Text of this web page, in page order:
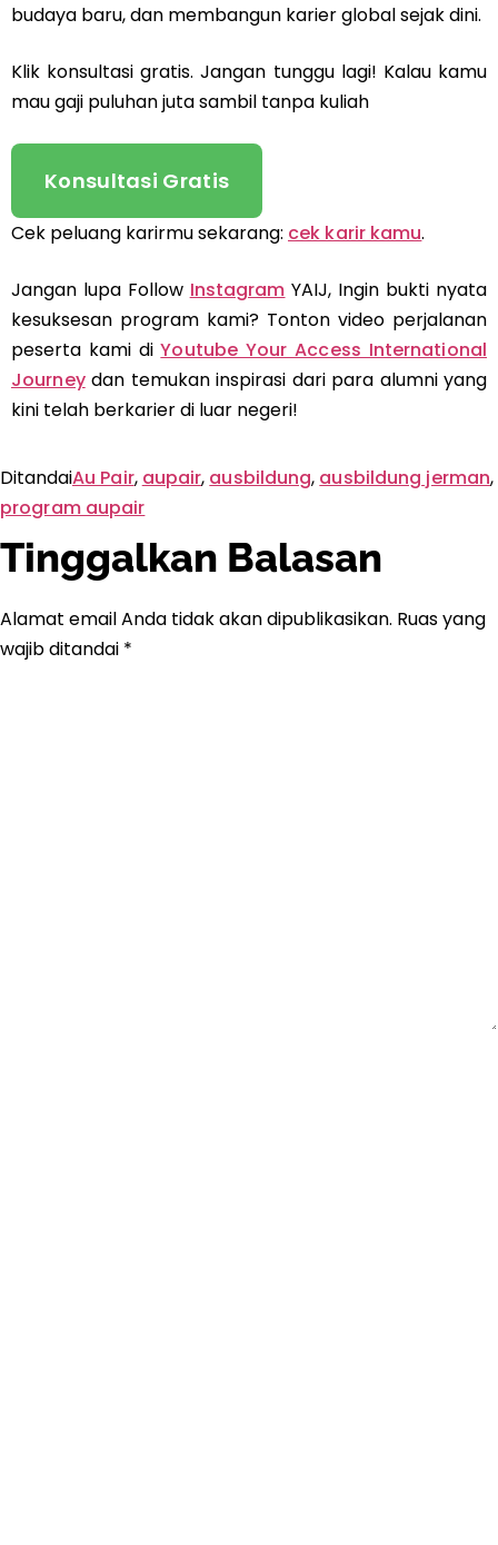
budaya baru, dan membangun karier global sejak dini.
Klik konsultasi gratis. Jangan tunggu lagi! Kalau kamu
mau gaji puluhan juta sambil tanpa kuliah
Konsultasi Gratis
Cek peluang karirmu sekarang: cek karir kamu.
Jangan lupa Follow Instagram YAIJ, Ingin bukti nyata
kesuksesan program kami? Tonton video perjalanan
peserta kami diYoutube Your Access International
Journeydan temukan inspirasi dari para alumni yang
kini telah berkarier di luar negeri!
DitandaiAu Pair, aupair, ausbildung, ausbildung jerman,
program aupair
Tinggalkan Balasan
Alamat email Anda tidak akan dipublikasikan. Ruas yang
wajib ditandai *